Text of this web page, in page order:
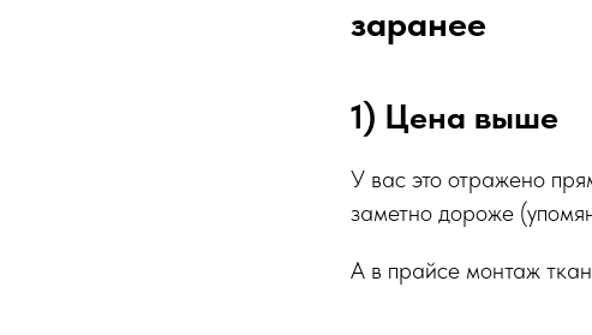
заранее
1) Цена выше
У вас это отражено
заметно дороже
А в прайсе монтаж